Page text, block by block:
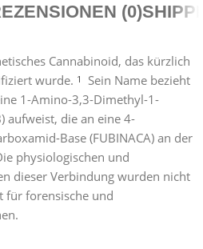
(0)
Cannabinoid, das kürzlich
wurde. 1
Sein Name bezieht
1-Amino-3,3-Dimethyl-1-
aufweist, die an eine 4-
Base (FUBINACA) an der
physiologischen und
dieser Verbindung wurden nicht
für forensische und